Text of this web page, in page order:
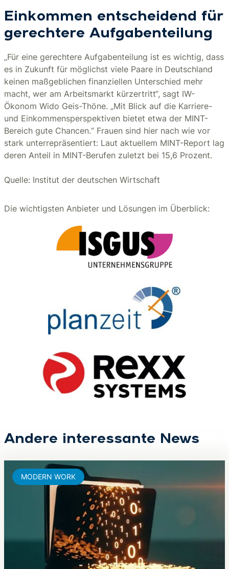
Einkommen entscheidend für
gerechtere Aufgabenteilung
„Für eine gerechtere Aufgabenteilung ist es wichtig, dass
es in Zukunft für möglichst viele Paare in Deutschland
keinen maßgeblichen finanziellen Unterschied mehr
macht, wer am Arbeitsmarkt kürzertritt“, sagt IW-
Ökonom Wido Geis-Thöne. „Mit Blick auf die Karriere-
und Einkommensperspektiven bietet etwa der MINT-
Bereich gute Chancen.“ Frauen sind hier nach wie vor
stark unterrepräsentiert: Laut aktuellem MINT-Report lag
deren Anteil in MINT-Berufen zuletzt bei 15,6 Prozent.
Quelle: Institut der deutschen Wirtschaft
Die wichtigsten Anbieter und Lösungen im Überblick:
Andere interessante News
MODERN WORK